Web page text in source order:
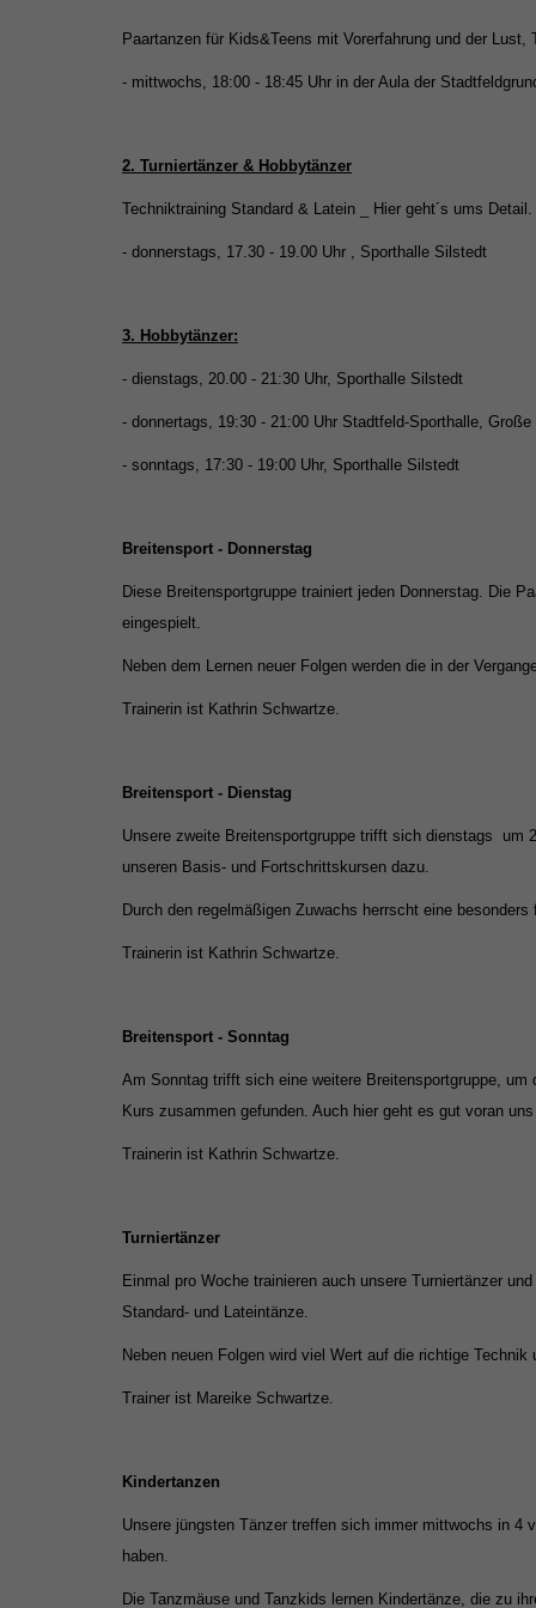
Paartanzen für Kids&Teens mit Vorerfahrung und der
- mittwochs, 18:00 - 18:45 Uhr in der Aula der
2. Turniertänzer & Hobbytänzer
Techniktraining Standard & Latein _ Hier geht´s ums
- donnerstags, 17.30 - 19.00 Uhr , Sporthalle Silstedt
3. Hobbytänzer:
- dienstags, 20.00 - 21:30 Uhr, Sporthalle Silstedt
- donnertags, 19:30 - 21:00 Uhr Stadtfeld-Sporthalle,
- sonntags, 17:30 - 19:00 Uhr, Sporthalle Silstedt
Breitensport - Donnerstag
Diese Breitensportgruppe trainiert jeden Donnerstag. Die
eingespielt.
Neben dem Lernen neuer Folgen werden die in der
Trainerin ist Kathrin Schwartze.
Breitensport - Dienstag
Unsere zweite Breitensportgruppe trifft sich dienstags um
unseren Basis- und Fortschrittskursen dazu.
Durch den regelmäßigen Zuwachs herrscht eine
Trainerin ist Kathrin Schwartze.
Breitensport - Sonntag
Am Sonntag trifft sich eine weitere Breitensportgruppe,
Kurs zusammen gefunden. Auch hier geht es gut voran
Trainerin ist Kathrin Schwartze.
Turniertänzer
Einmal pro Woche trainieren auch unsere Turniertänzer
Standard- und Lateintänze.
Neben neuen Folgen wird viel Wert auf die richtige Technik
Trainer ist Mareike Schwartze.
Kindertanzen
Unsere jüngsten Tänzer treffen sich immer mittwochs in 4
haben.
Die Tanzmäuse und Tanzkids lernen Kindertänze, die zu